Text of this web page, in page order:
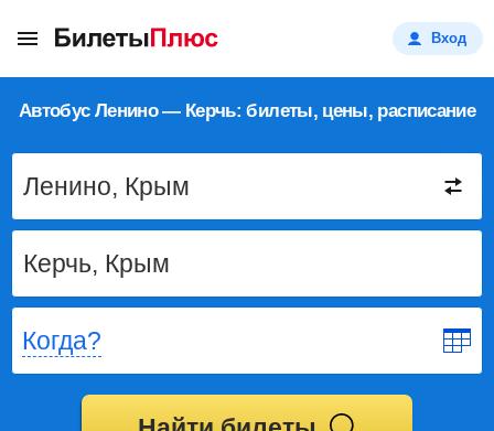
Вход
Автобус Ленино — Керчь: билеты, цены, расписание
Когда?